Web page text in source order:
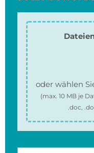
oder wählen
(max. 10 MBje
.doc,